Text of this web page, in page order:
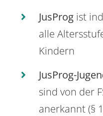
JusProg ist
alle
Kindern
JusProg-
sind von der
anerkannt (§